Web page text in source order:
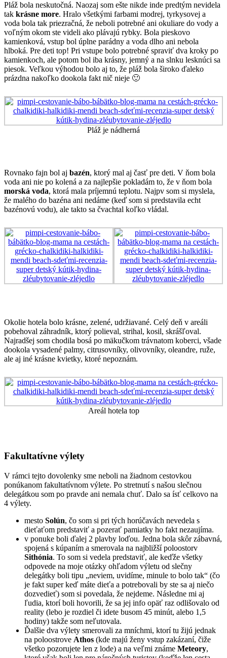
Pláž bola neskutočná. Naozaj som ešte nikde inde predtým nevidela
tak krásne more. Hralo všetkými farbami modrej, tyrkysovej a
voda bola tak priezračná, že neboli potrebné ani okuliare do vody a
voľným okom ste videli ako plávajú rybky. Bola pieskovo
kamienková, vstup bol úplne parádny a voda dlho ani nebola
hlboká. Pre deti top! Pri vstupe bolo potrebné spraviť dva kroky po
kamienkoch, ale potom bol iba krásny, jemný a na slnku lesknúci sa
piesok. Veľkou výhodou bolo aj to, že pláž bola široko ďaleko
prázdna nakoľko dookola fakt nič nieje 🙂
Pláž je nádherná
Rovnako fajn bol aj bazén, ktorý mal aj časť pre deti. V ňom bola
voda ani nie po kolená a za najlepšie pokladám to, že v ňom bola
morská voda, ktorá mala príjemnú teplotu. Najpv som si myslela,
že malého do bazéna ani nedáme (keď som si predstavila echt
bazénovú vodu), ale takto sa čvachtal koľko vládal.
Okolie hotela bolo krásne, zelené, udržiavané. Celý deň v areáli
pobehoval záhradník, ktorý polieval, strihal, kosil, skrášľoval.
Najradšej som chodila bosá po mäkučkom trávnatom koberci, všade
dookola vysadené palmy, citrusovníky, olivovníky, oleandre, ruže,
ale aj iné krásne kvietky, ktoré nepoznám.
Areál hotela top
Fakultatívne výlety
V rámci tejto dovolenky sme neboli na žiadnom cestovkou
ponúkanom fakultatívnom výlete. Po stretnutí s našou slečnou
delegátkou som po pravde ani nemala chuť. Dalo sa ísť celkovo na
4 výlety.
mesto Solún, čo som si pri tých horúčavách nevedela s
dieťaťom predstaviť a pozerať pamiatky ho fakt nezaujíma.
v ponuke boli ďalej 2 plavby loďou. Jedna bola skôr zábavná,
spojená s kúpaním a smerovala na najbližší poloostorv
Sithónia. To som si vedela predstaviť, ale keďže všetky
odpovede na moje otázky ohľadom výletu od slečny
delegátky boli tipu „neviem, uvidíme, minule to bolo tak“ (čo
je fakt super keď máte dieťa a potrebovali by ste sa aj niečo
dozvedieť) som si povedala, že nejdeme. Následne mi aj
ľudia, ktorí boli hovorili, že sa jej info opäť raz odlišovalo od
reality (lebo je rozdiel či idete busom 45 minút, alebo 1,5
hodiny) takže som neľutovala.
Ďalšie dva výlety smerovali za mníchmi, ktorí tu žijú jednak
na poloostrove Athos (kde majú ženy vstup zakázaní, čiže
všetko pozorujete len z lode) a na veľmi známe Meteory,